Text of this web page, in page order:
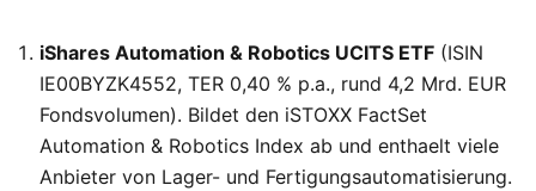
iShares Automation & Robotics UCITS ETF (ISIN
IE00BYZK4552, TER 0,40 % p.a., rund 4,2 Mrd. EUR
Fondsvolumen). Bildet den iSTOXX FactSet
Automation & Robotics Index ab und enthaelt viele
Anbieter von Lager- und Fertigungsautomatisierung.